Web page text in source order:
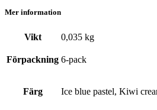
Mer information
Vikt 0,035 kg
Förpackning 6-pack
Färg Ice blue pastel, Kiwi